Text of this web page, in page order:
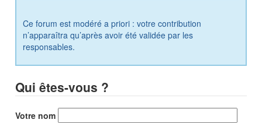
Ce forum est modéré a priori : votre contribution
n’apparaîtra qu’après avoir été validée par les
responsables.
Qui êtes-vous ?
Votre nom